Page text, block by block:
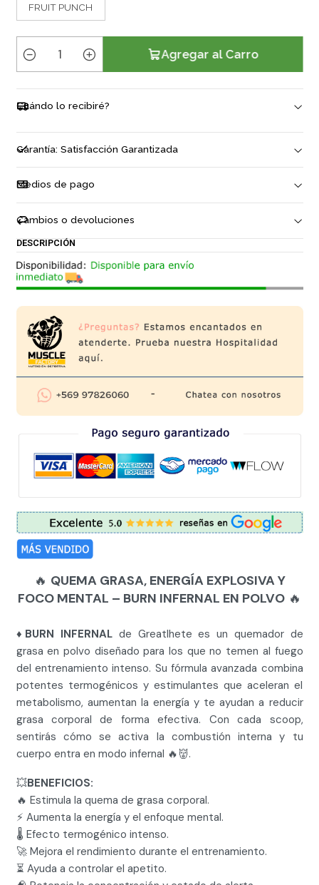
FRUIT PUNCH
t
i
d
a
d
Agregar al Carro
Cuándo lo recibiré?
Garantía: Satisfacción Garantizada
Medios de pago
Cambios o devoluciones
DESCRIPCIÓN
🔥 QUEMA GRASA, ENERGÍA EXPLOSIVA Y
FOCO MENTAL – BURN INFERNAL EN POLVO 🔥
♦️ BURN INFERNAL de Greatlhete es un quemador de
grasa en polvo diseñado para los que no temen al fuego
del entrenamiento intenso. Su fórmula avanzada combina
potentes termogénicos y estimulantes que aceleran el
metabolismo, aumentan la energía y te ayudan a reducir
grasa corporal de forma efectiva. Con cada scoop,
sentirás cómo se activa la combustión interna y tu
cuerpo entra en modo infernal 🔥👹.
💥BENEFICIOS:
🔥 Estimula la quema de grasa corporal.
⚡️ Aumenta la energía y el enfoque mental.
🌡️ Efecto termogénico intenso.
🚀 Mejora el rendimiento durante el entrenamiento.
⏳ Ayuda a controlar el apetito.